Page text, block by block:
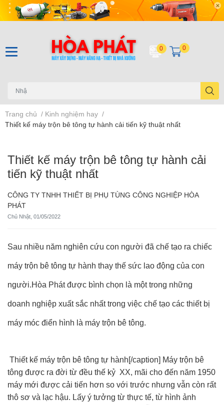
0 0
Trang chủ / Kinh nghiệm hay /
Thiết kế máy trộn bê tông tự hành cải tiến kỹ thuật nhất
Thiết kế máy trộn bê tông tự hành cải
tiến kỹ thuật nhất
CÔNG TY TNHH THIẾT BỊ PHỤ TÙNG CÔNG NGHIỆP HÒA
PHÁT
Chủ Nhật, 01/05/2022
Sau nhiều năm nghiên cứu con người đã chế tạo ra chiếc
máy trộn bê tông tự hành thay thế sức lao động của con
người.Hòa Phát được bình chọn là một trong những
doanh nghiệp xuất sắc nhất trong việc chế tạo các thiết bị
máy móc điển hình là máy trộn bê tông.
Thiết kế máy trộn bê tông tự hành[/caption] Máy trộn bê
tông được ra đời từ đều thế kỷ XX, mãi cho đến năm 1950
máy mới được cải tiến hơn so với trước nhưng vẫn còn rất
thô sơ và lạc hậu. Lấy ý tưởng từ thực tế, từ hình ảnh